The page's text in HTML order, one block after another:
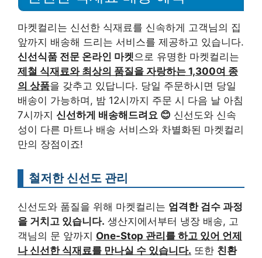
마켓컬리는 신선한 식재료를 신속하게 고객님의 집
앞까지 배송해 드리는 서비스를 제공하고 있습니다.
신선식품 전문 온라인 마켓으로 유명한 마켓컬리는
제철 식재료와 최상의 품질을 자랑하는 1,300여 종
의 상품을 갖추고 있답니다. 당일 주문하시면 당일
배송이 가능하며, 밤 12시까지 주문 시 다음 날 아침
7시까지 신선하게 배송해드려요 😊 신선도와 신속
성이 다른 마트나 배송 서비스와 차별화된 마켓컬리
만의 장점이죠!
철저한 신선도 관리
신선도와 품질을 위해 마켓컬리는 엄격한 검수 과정
을 거치고 있습니다. 생산지에서부터 냉장 배송, 고
객님의 문 앞까지 One-Stop 관리를 하고 있어 언제
나 신선한 식재료를 만나실 수 있습니다. 또한 친환